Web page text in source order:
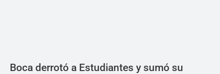
Boca derrotó a Estudiantes y sumó su